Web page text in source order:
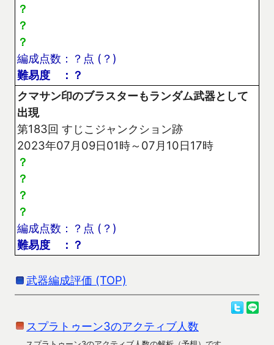
？
？
？
編成点数：？点 (？)
難易度 ：？
クマサン印のブラスターもランダム武器として
出現
第183回 すじこジャンクション跡
2023年07月09日01時～07月10日17時
？
？
？
？
編成点数：？点 (？)
難易度 ：？
武器編成評価 (TOP)
スプラトゥーン3のアクティブ人数